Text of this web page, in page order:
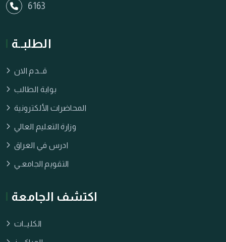
6163
الطلبــة
قــدم الان
بوابة الطالب
المحاضرات الألكترونية
وزارة التعليم العالي
ادرس في العراق
التقويم الجامعـي
اكتشف الجامعة
الكليــات